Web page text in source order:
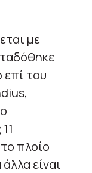
με
του
πλοίο
είναι